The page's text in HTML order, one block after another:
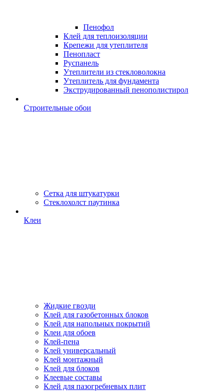
Пенофол
Клей для теплоизоляции
Крепежи для утеплителя
Пенопласт
Руспанель
Утеплители из стекловолокна
Утеплитель для фундамента
Экструдированный пенополистирол
Строительные обои
Сетка для штукатурки
Стеклохолст паутинка
Клеи
Жидкие гвозди
Клей для газобетонных блоков
Клей для напольных покрытий
Клеи для обоев
Клей-пена
Клей универсальный
Клей монтажный
Клей для блоков
Клеевые составы
Клей для пазогребневых плит